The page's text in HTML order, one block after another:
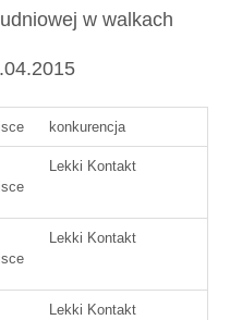
w walkach
konkurencja
Lekki Kontakt
Lekki Kontakt
Lekki Kontakt